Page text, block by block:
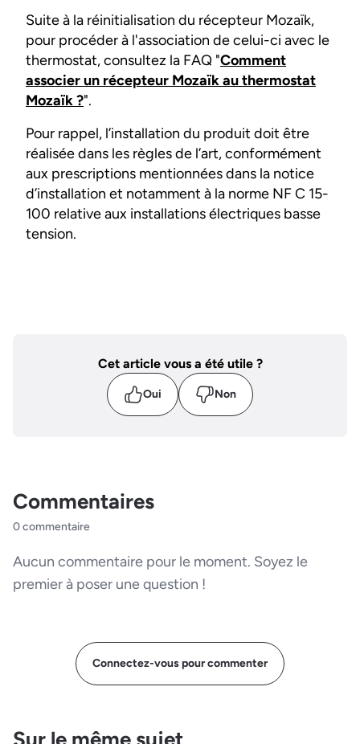
Suite à la réinitialisation du récepteur Mozaïk,
pour procéder à l'association de celui-ci avec le
thermostat, consultez la FAQ "Comment
associer un récepteur Mozaïk au thermostat
Mozaïk ?".
Pour rappel, l’installation du produit doit être
réalisée dans les règles de l’art, conformément
aux prescriptions mentionnées dans la notice
d’installation et notamment à la norme NF C 15-
100 relative aux installations électriques basse
tension.
Cet article vous a été utile ?
Oui Non
Commentaires
0 commentaire
Aucun commentaire pour le moment. Soyez le
premier à poser une question !
Connectez-vous pour commenter